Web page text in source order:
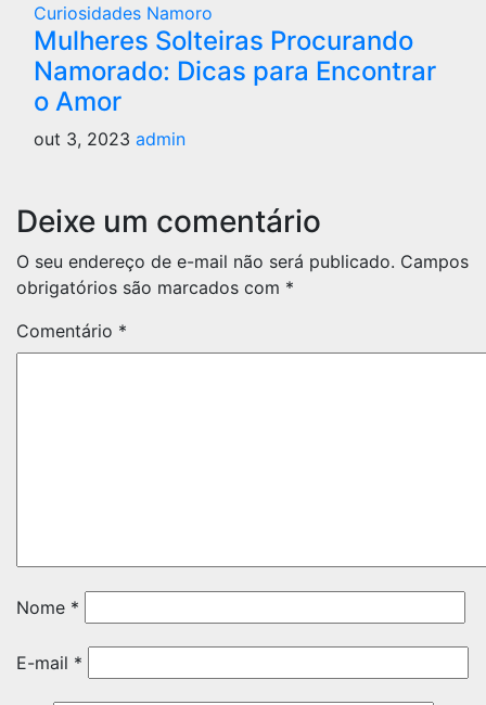
Curiosidades Namoro
Mulheres Solteiras Procurando
Namorado: Dicas para Encontrar
o Amor
out 3, 2023 admin
Deixe um comentário
O seu endereço de e-mail não será publicado. Campos
obrigatórios são marcados com *
Comentário *
Nome *
E-mail *